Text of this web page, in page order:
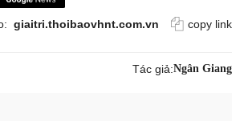
giaitri.thoibaovhnt.com.vn copy link
Tác giả:Ngân Giang